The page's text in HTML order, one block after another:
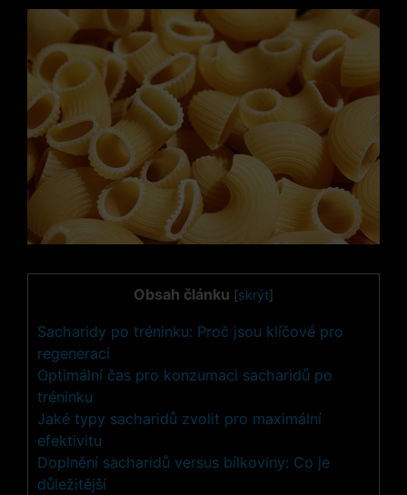
Obsah článku [skrýt]
Sacharidy po tréninku: Proč jsou klíčové pro
regeneraci
Optimální čas pro konzumaci sacharidů po
tréninku
Jaké typy sacharidů zvolit pro maximální
efektivitu
Doplnění sacharidů versus bílkoviny: Co je
důležitější